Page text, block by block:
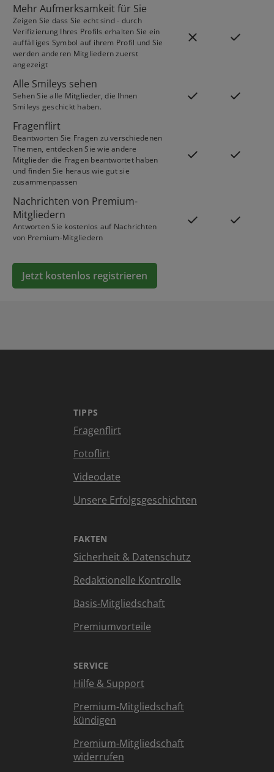
Mehr Aufmerksamkeit für Sie
Zeigen Sie dass Sie echt sind - durch
Verifizierung Ihres Profils erhalten Sie ein
auffälliges Symbol auf ihrem Profil und Sie
werden anderen Mitgliedern zuerst
angezeigt
Alle Smileys sehen
Sehen Sie alle Mitglieder, die Ihnen
Smileys geschickt haben.
Fragenflirt
Beantworten Sie Fragen zu verschiedenen
Themen, entdecken Sie wie andere
Mitglieder die Fragen beantwortet haben
und finden Sie heraus wie gut sie
zusammenpassen
Nachrichten von Premium-
Mitgliedern
Antworten Sie kostenlos auf Nachrichten
von Premium-Mitgliedern
Jetzt kostenlos registrieren
TIPPS
Fragenflirt
Fotoflirt
Videodate
Unsere Erfolgsgeschichten
FAKTEN
Sicherheit & Datenschutz
Redaktionelle Kontrolle
Basis-Mitgliedschaft
Premiumvorteile
SERVICE
Hilfe & Support
Premium-Mitgliedschaft
kündigen
Premium-Mitgliedschaft
widerrufen